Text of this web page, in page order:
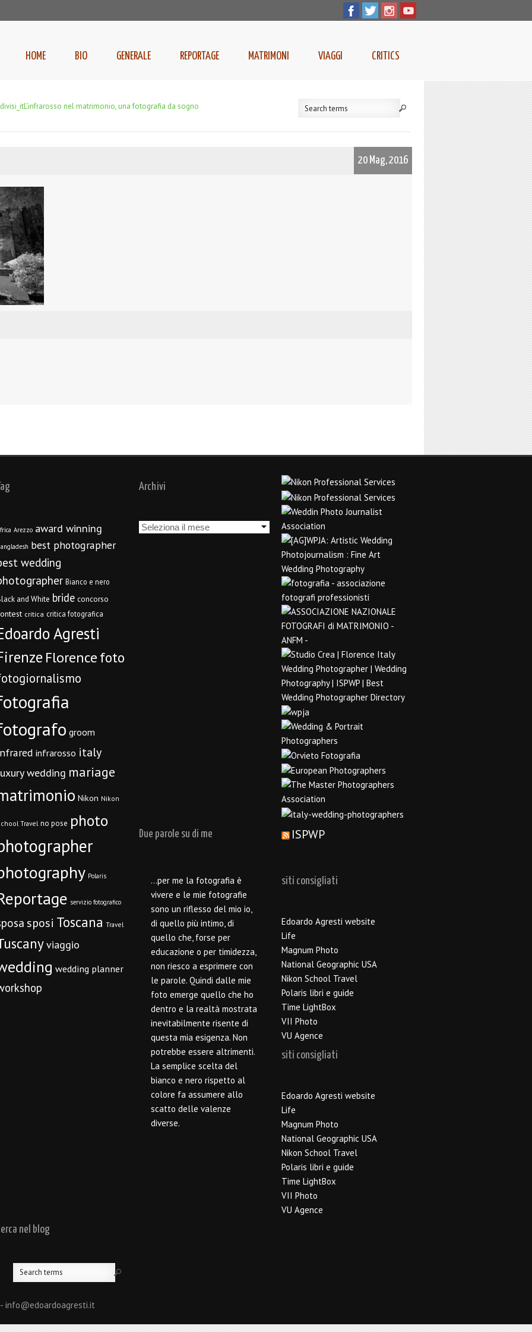
HOME BIO GENERALE REPORTAGE MATRIMONI VIAGGI CRITICS
L’infrarosso nel matrimonio, una fotografia da sogno
20 Mag, 2016
Arezzo award winning
best photographer
wedding
Bianco e nero
and White bride concorso
critica critica fotografica
Agresti
Florencefoto
groom
infrarosso italy
wedding mariage
Nikon Nikon
Travel no pose photo
Polaris
servizio fotografico
sposi Toscana Travel
viaggio
wedding planner
Archivi
Archivi
Due parole su di me
…per me la fotografia è
vivere e le mie fotografie
sono un riflesso del mio io,
di quello più intimo, di
quello che, forse per
educazione o per timidezza,
non riesco a esprimere con
le parole. Quindi dalle mie
foto emerge quello che ho
dentro e la realtà mostrata
inevitabilmente risente di
questa mia esigenza. Non
potrebbe essere altrimenti.
La semplice scelta del
bianco e nero rispetto al
colore fa assumere allo
scatto delle valenze
diverse.
ISPWP
siti consigliati
Edoardo Agresti website
Life
Magnum Photo
National Geographic USA
Nikon School Travel
Polaris libri e guide
Time LightBox
VII Photo
VU Agence
siti consigliati
Edoardo Agresti website
Life
Magnum Photo
National Geographic USA
Nikon School Travel
Polaris libri e guide
Time LightBox
VII Photo
VU Agence
nel blog
info@edoardoagresti.it